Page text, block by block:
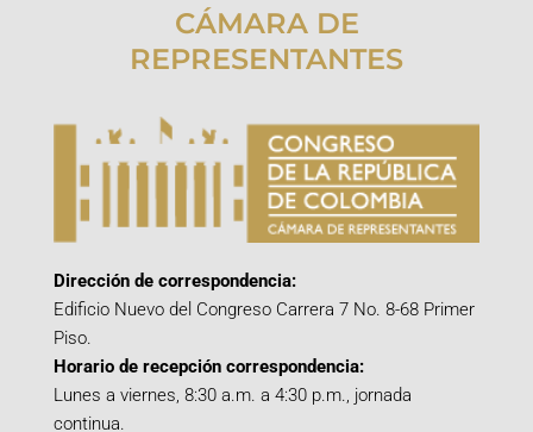
CÁMARA DE
REPRESENTANTES
Dirección de correspondencia:
Edificio Nuevo del Congreso Carrera 7 No. 8-68 Primer
Piso.
Horario de recepción correspondencia:
Lunes a viernes, 8:30 a.m. a 4:30 p.m., jornada
continua.